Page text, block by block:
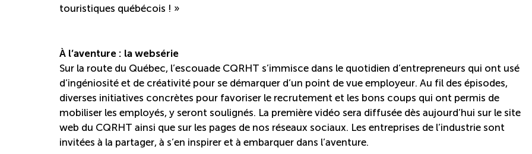
touristiques québécois ! »
À l’aventure : la websérie
Sur la route du Québec, l’escouade CQRHT s’immisce dans le quotidien d’entrepreneurs qui ont usé
d’ingéniosité et de créativité pour se démarquer d’un point de vue employeur. Au fil des épisodes,
diverses initiatives concrètes pour favoriser le recrutement et les bons coups qui ont permis de
mobiliser les employés, y seront soulignés. La première vidéo sera diffusée dès aujourd’hui sur le site
web du CQRHT ainsi que sur les pages de nos réseaux sociaux. Les entreprises de l’industrie sont
invitées à la partager, à s’en inspirer et à embarquer dans l’aventure.